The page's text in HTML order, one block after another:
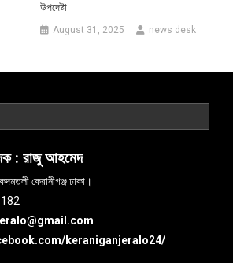
উপদেষ্টা
August 31, 2025 news desk
:রাজু আহমেদ
কেরানীগঞ্জ ঢাকা।
keraniganjeralo24/